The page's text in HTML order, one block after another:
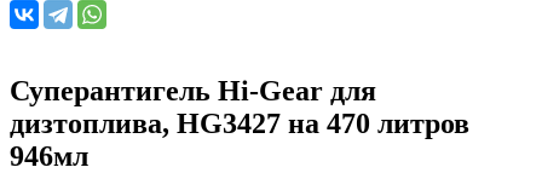
Суперантигель Hi-Gear для
дизтоплива, HG3427 на 470 литров
946мл